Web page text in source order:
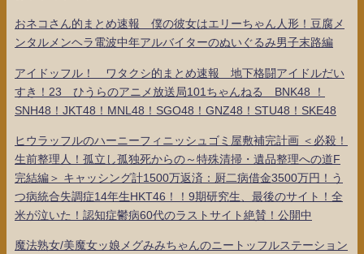
おネコさん的まとめ速報 僕の彼女はエリーちゃん人形！豆腐メ
ンタルメンヘラ電波中年アルバイターのぬいぐるみ男子末路編
アイドッフル！ ワタクシ的まとめ速報 地下格闘アイドルだい
すき！23 ひうらのアニメ放送局101ちゃんねる BNK48 ！
SNH48！JKT48！MNL48！SGO48！GNZ48！STU48！SKE48
ヒウラッフルのハーニーフィニッシュゴミ屋敷補完計画 ＜必殺！
生前整理人！孤立し孤独死からの～特殊清掃・遺品整理への道F
完結編＞ キャッシング計1500万返済：厨二病借金3500万円！う
つ病統合失調症14年生HKT46！！9期研究生、最後のサイト！全
米が泣いた！認知症鬱病60代のラストサイト絶賛！公開中
魔法熟女/美魔女ッ娘メグみみちゃんのニートッフルステーション